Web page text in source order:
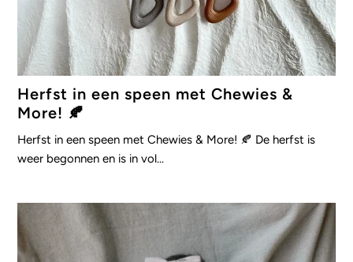
Herfst in een speen met Chewies &
More! 🍂
Herfst in een speen met Chewies & More! 🍂 De herfst is
weer begonnen en is in vol...